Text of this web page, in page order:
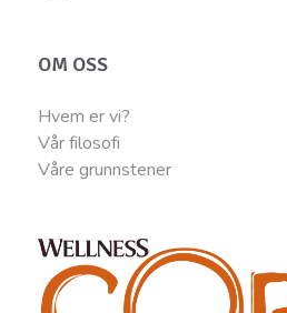
OM OSS
Hvem er vi?
Vår filosofi
Våre grunnstener